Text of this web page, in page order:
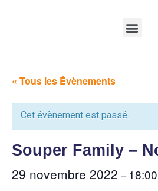
« Tous les Évènements
Cet évènement est passé.
Souper Family –
29 novembre 2022 – 18:00